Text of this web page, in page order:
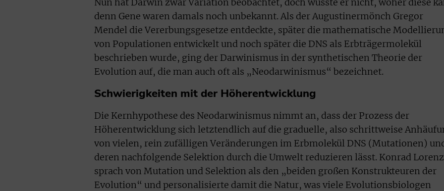
Nun hat Darwin zwar Variation beobachtet, doch wusste er nicht, woher diese
denn Gene waren damals noch unbekannt. Als der Augustinermönch Gregor
Mendel die Vererbungsgesetze entdeckte, später die mathematische
von Populationen entwickelt und noch später die DNS als Erbträgermolekül
beschrieben wurde, ging der Darwinismus in der synthetischen Theorie der
Evolution auf, die man auch oft als „Neodarwinismus“ bezeichnet.
Schwierigkeiten mit der Höherentwicklung
Die Kernhypothese des Neodarwinismus nimmt an, dass der Prozess der
Höherentwicklung sich letztendlich auf die graduelle, also schrittweise
von vielen, rein zufälligen Veränderungen im Erbmolekül DNS (Mutationen)
deren nachfolgende Selektion durch die Umwelt reduzieren lässt. Konrad Lorenz
sprach von Mutation und Selektion als den „beiden großen Konstrukteuren der
Evolution“ und personalisierte damit die Natur, was viele Evolutionsbiologen